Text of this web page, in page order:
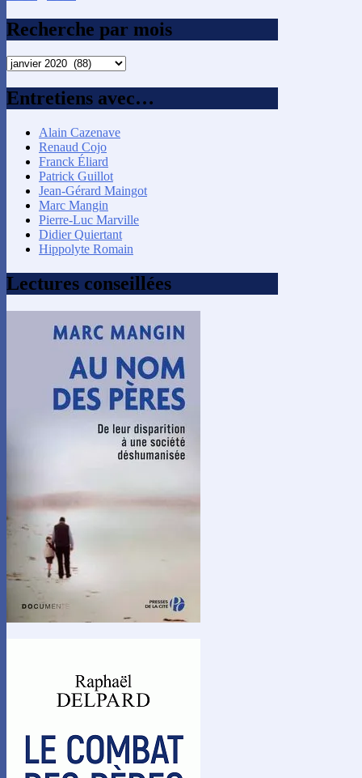
Recherche par mois
Recherche
mois
Entretiens avec…
Alain Cazenave
Renaud Cojo
Franck Éliard
Patrick Guillot
Jean-Gérard Maingot
Marc Mangin
Pierre-Luc Marville
Didier Quiertant
Hippolyte Romain
Lectures conseillées